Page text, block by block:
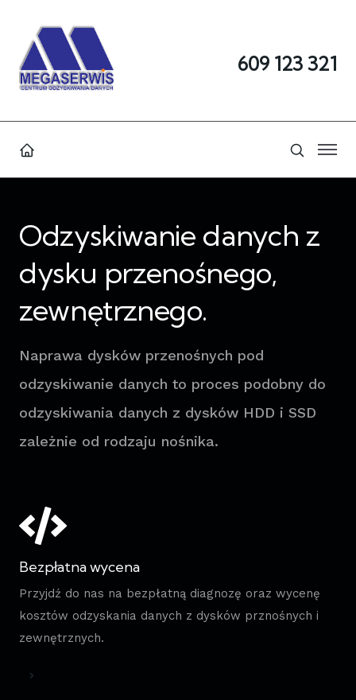
609 123 321
Odzyskiwanie danych z
dysku przenośnego,
zewnętrznego.
Naprawa dysków przenośnych pod
odzyskiwanie danych to proces podobny do
odzyskiwania danych z dysków HDD i SSD
zależnie od rodzaju nośnika.
Bezpłatna wycena
Przyjdź do nas na bezpłatną diagnozę oraz wycenę
kosztów odzyskania danych z dysków prznośnych i
zewnętrznych.